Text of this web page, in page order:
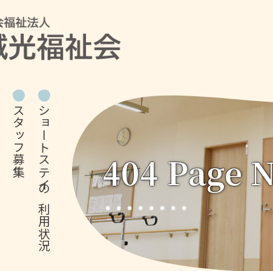
スタッフ募集ショートステイの利用状況 404 Page